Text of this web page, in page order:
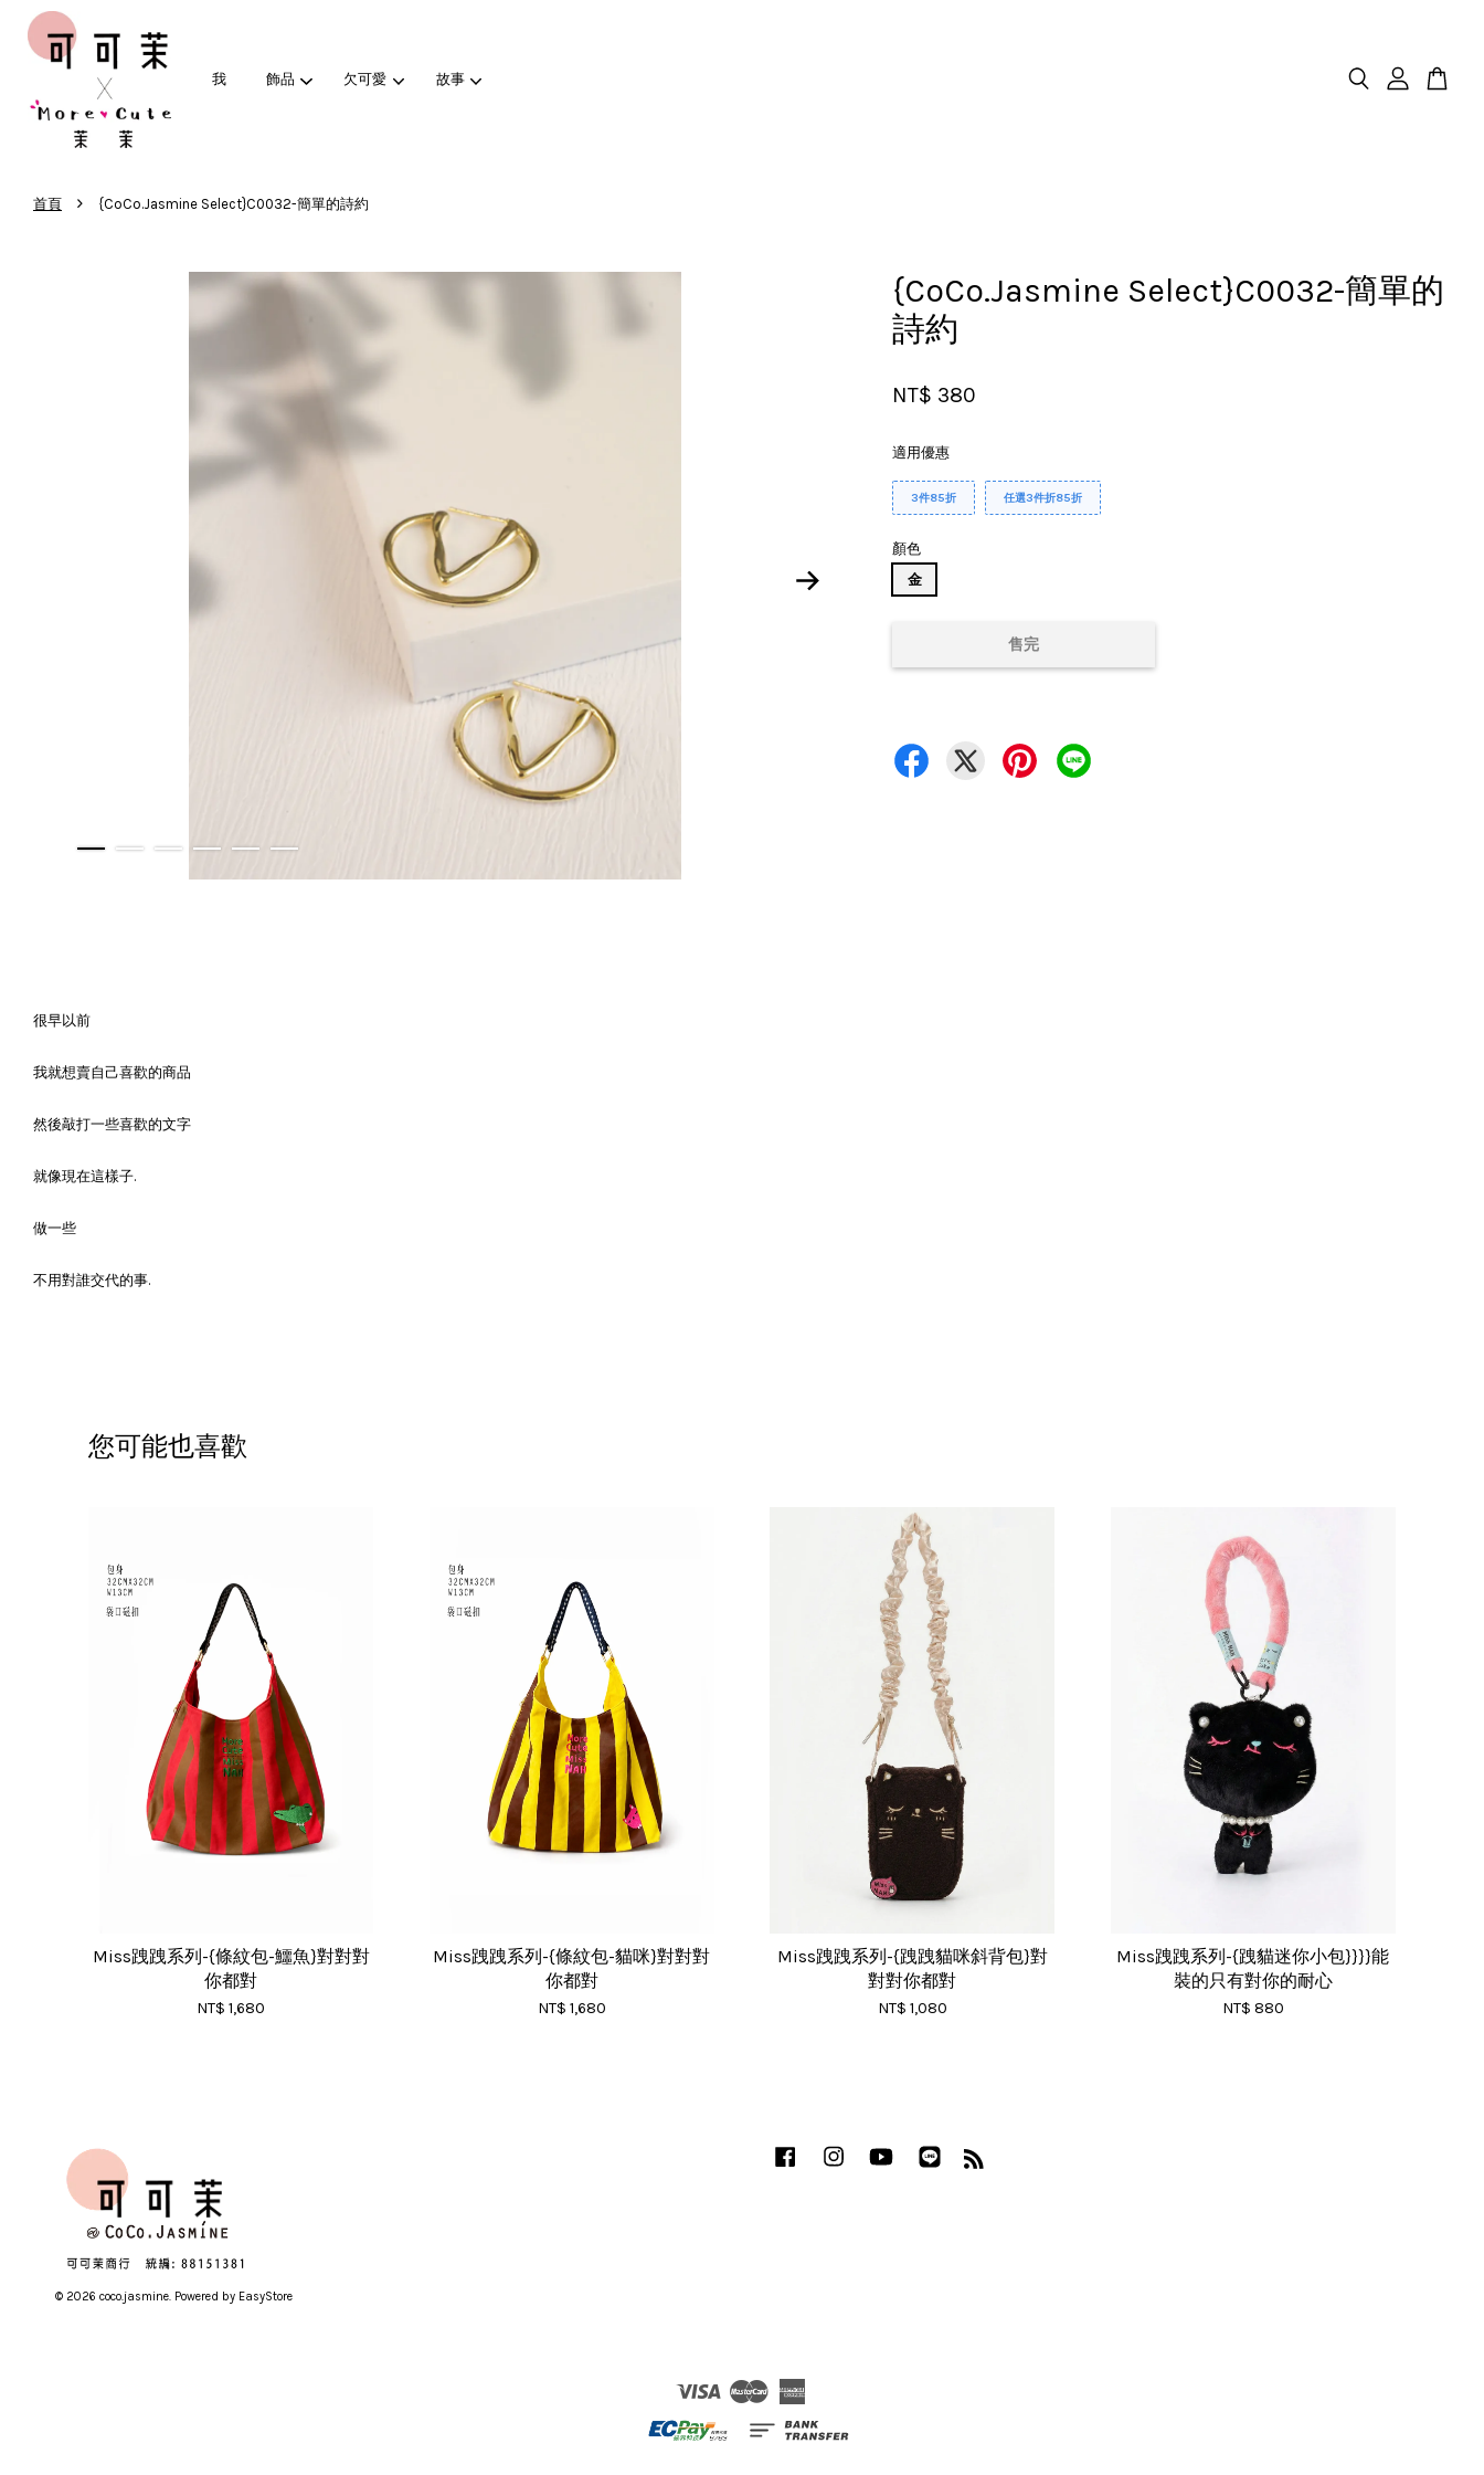
我 飾品 欠可愛 故事
首頁 › {CoCo.Jasmine Select}C0032-簡單的詩約
{CoCo.Jasmine Select}C0032-簡單的
詩約
NT$ 380
適用優惠
3件85折 任選3件折85折
顏色
金
售完
很早以前
我就想賣自己喜歡的商品
然後敲打一些喜歡的文字
就像現在這樣子.
做一些
不用對誰交代的事.
您可能也喜歡
Miss跩跩系列-{條紋包-鱷魚}對對對
你都對
NT$ 1,680
Miss跩跩系列-{條紋包-貓咪}對對對
你都對
NT$ 1,680
Miss跩跩系列-{跩跩貓咪斜背包}對
對對你都對
NT$ 1,080
Miss跩跩系列-{跩貓迷你小包}}}}能
裝的只有對你的耐心
NT$ 880
© 2026 coco.jasmine. Powered by EasyStore
Facebook InstagramYouTube Line
Visa Master